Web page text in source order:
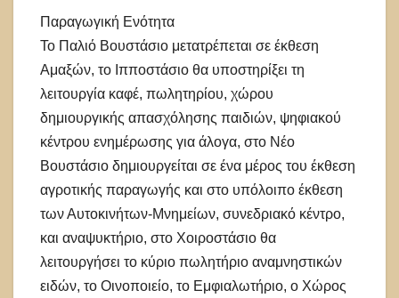
Παραγωγική Ενότητα
Το Παλιό Βουστάσιο μετατρέπεται σε έκθεση
Αμαξών, το Ιπποστάσιο θα υποστηρίξει τη
λειτουργία καφέ, πωλητηρίου, χώρου
δημιουργικής απασχόλησης παιδιών, ψηφιακού
κέντρου ενημέρωσης για άλογα, στο Νέο
Βουστάσιο δημιουργείται σε ένα μέρος του έκθεση
αγροτικής παραγωγής και στο υπόλοιπο έκθεση
των Αυτοκινήτων-Μνημείων, συνεδριακό κέντρο,
και αναψυκτήριο, στο Χοιροστάσιο θα
λειτουργήσει το κύριο πωλητήριο αναμνηστικών
ειδών, το Οινοποιείο, το Εμφιαλωτήριο, ο Χώρος